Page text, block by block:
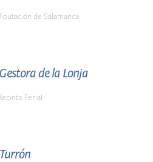
de Salamanca
de la Lonja
Ferial